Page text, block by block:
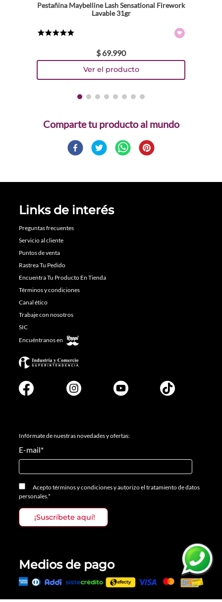
Pestañina Maybelline Lash Sensational Firework
Lavable 31gr
$ 69.990
Comparte
Links de interés
Preguntas frecuentes
Servicio al cliente
Puntos de venta
Rastrea Tu Pedido
Encuentra Tu Producto En Tienda
Términos y condiciones
Canal ético
Trabaje con nosotros
SIC
Encuéntranos en
Infórmate de nuestras novedades y ofertas:
E-mail*
Aceptotérminos y condicionesyautorizo el tratamiento de datos
personales.*
Medios de pago